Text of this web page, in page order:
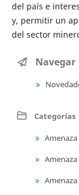
del país e
y, permitir un
del sector
Navegar
Categorías